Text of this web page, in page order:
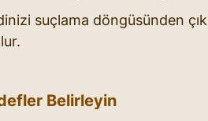
suçlama döngüsünden
Belirleyin